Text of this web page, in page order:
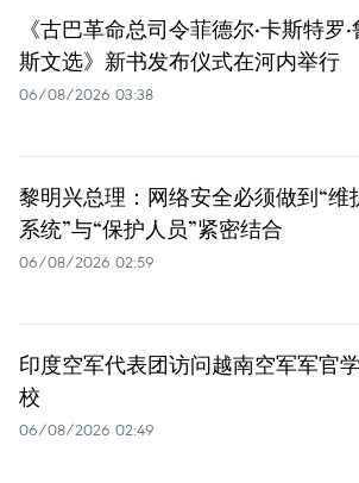
《古巴革命总司令菲德尔·卡斯特罗·
斯文选》新书发布仪式在河内举行
06/08/2026 03:38
黎明兴总理：网络安全必须做到“维
系统”与“保护人员”紧密结合
06/08/2026 02:59
印度空军代表团访问越南空军军官学
校
06/08/2026 02:49